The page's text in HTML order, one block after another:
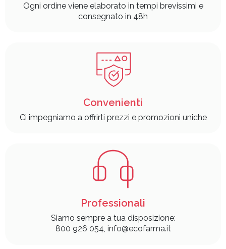
Ogni ordine viene elaborato in tempi brevissimi e
consegnato in 48h
Convenienti
Ci impegniamo a offrirti prezzi e promozioni uniche
Professionali
Siamo sempre a tua disposizione:
800 926 054, info@ecofarma.it